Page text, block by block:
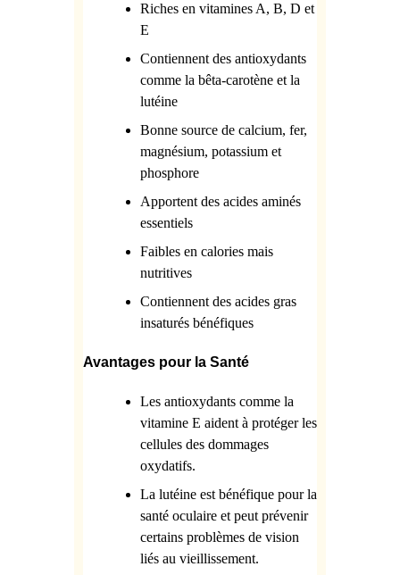
Riches en vitamines A, B, D et
E
Contiennent des antioxydants
comme la bêta-carotène et la
lutéine
Bonne source de calcium, fer,
magnésium, potassium et
phosphore
Apportent des acides aminés
essentiels
Faibles en calories mais
nutritives
Contiennent des acides gras
insaturés bénéfiques
Avantages pour la Santé
Les antioxydants comme la
vitamine E aident à protéger les
cellules des dommages
oxydatifs.
La lutéine est bénéfique pour la
santé oculaire et peut prévenir
certains problèmes de vision
liés au vieillissement.